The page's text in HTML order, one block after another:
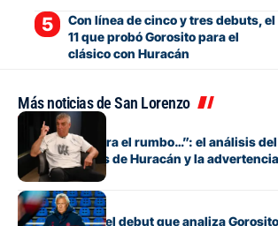
Con línea de cinco y tres debuts, el
11 que probó Gorosito para el
clásico con Huracán
Más noticias de San Lorenzo
Fútbol
“Si no encuentra el rumbo…”: el análisis
González antes de Huracán y la
Fútbol
Los cambios y el debut que analiza